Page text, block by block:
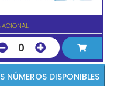
0
VER TODOS LOS NÚMEROS DISPONIBLES